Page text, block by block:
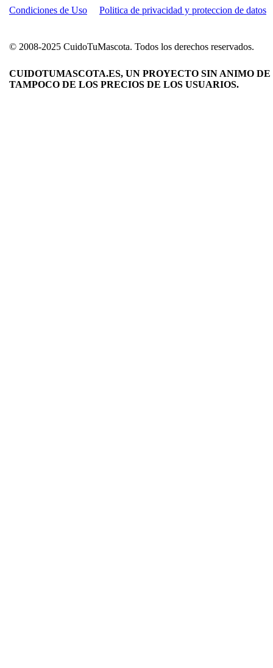
Condiciones de Uso Politica de privacidad y proteccion de datos
© 2008-2025 CuidoTuMascota. Todos los derechos reservados.
CUIDOTUMASCOTA.ES, UN PROYECTO SIN ANIMO
TAMPOCO DE LOS PRECIOS DE LOS USUARIOS.